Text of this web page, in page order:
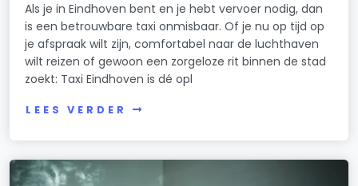
Als je in Eindhoven bent en je hebt vervoer nodig, dan
is een betrouwbare taxi onmisbaar. Of je nu op tijd op
je afspraak wilt zijn, comfortabel naar de luchthaven
wilt reizen of gewoon een zorgeloze rit binnen de stad
zoekt: Taxi Eindhoven is dé opl
LEES VERDER